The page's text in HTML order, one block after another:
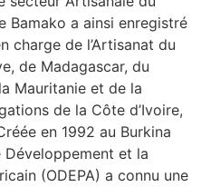
Bamako a ainsi enregistré
charge de l’Artisanat du
de Madagascar, du
Mauritanie et de la
de la Côte d’Ivoire,
en 1992 au Burkina
Développement et la
(ODEPA) a connu une